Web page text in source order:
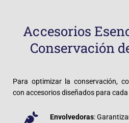
Accesorios
Conservación
Para optimizar la conservación,
con accesorios diseñados para
Envolvedoras: